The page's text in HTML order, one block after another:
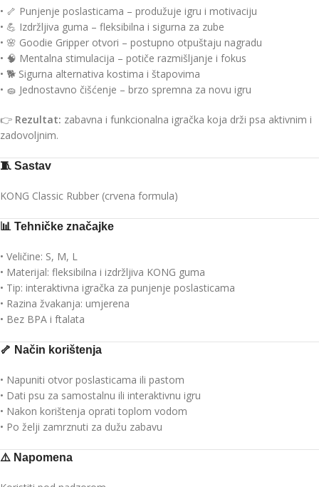
• 🦴 Punjenje poslasticama – produžuje igru i motivaciju
• 💪 Izdržljiva guma – fleksibilna i sigurna za zube
• 🌸 Goodie Gripper otvori – postupno otpuštaju nagradu
• 🧠 Mentalna stimulacija – potiče razmišljanje i fokus
• 🐕 Sigurna alternativa kostima i štapovima
• 🧽 Jednostavno čišćenje – brzo spremna za novu igru
👉 Rezultat: zabavna i funkcionalna igračka koja drži psa aktivnim i
zadovoljnim.
🧵 Sastav
KONG Classic Rubber (crvena formula)
📊 Tehničke značajke
• Veličine: S, M, L
• Materijal: fleksibilna i izdržljiva KONG guma
• Tip: interaktivna igračka za punjenje poslasticama
• Razina žvakanja: umjerena
• Bez BPA i ftalata
🦴 Način korištenja
• Napuniti otvor poslasticama ili pastom
• Dati psu za samostalnu ili interaktivnu igru
• Nakon korištenja oprati toplom vodom
• Po želji zamrznuti za dužu zabavu
⚠️ Napomena